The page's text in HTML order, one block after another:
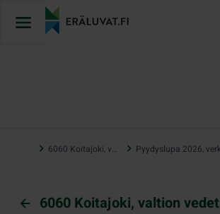
sisältöön
… 6060 Koitajoki, valtion vedet
6060 Koitajoki, valtion vedet